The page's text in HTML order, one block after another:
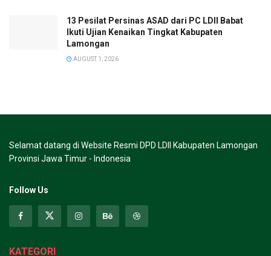
13 Pesilat Persinas ASAD dari PC LDII Babat
Ikuti Ujian Kenaikan Tingkat Kabupaten
Lamongan
AUGUST 1, 2026
Selamat datang di Website Resmi DPD LDII Kabupaten Lamongan
Provinsi Jawa Timur - Indonesia
Follow Us
KATEGORI